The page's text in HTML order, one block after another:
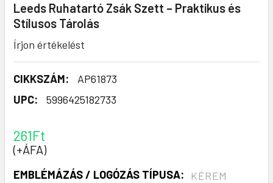
Leeds Ruhatartó Zsák Szett – Praktikus és
Stílusos Tárolás
Írjon értékelést
CIKKSZÁM:
AP61873
UPC:
5996425182733
261Ft
(+ÁFA)
EMBLÉMÁZÁS / LOGÓZÁS TÍPUSA:
KÉREM